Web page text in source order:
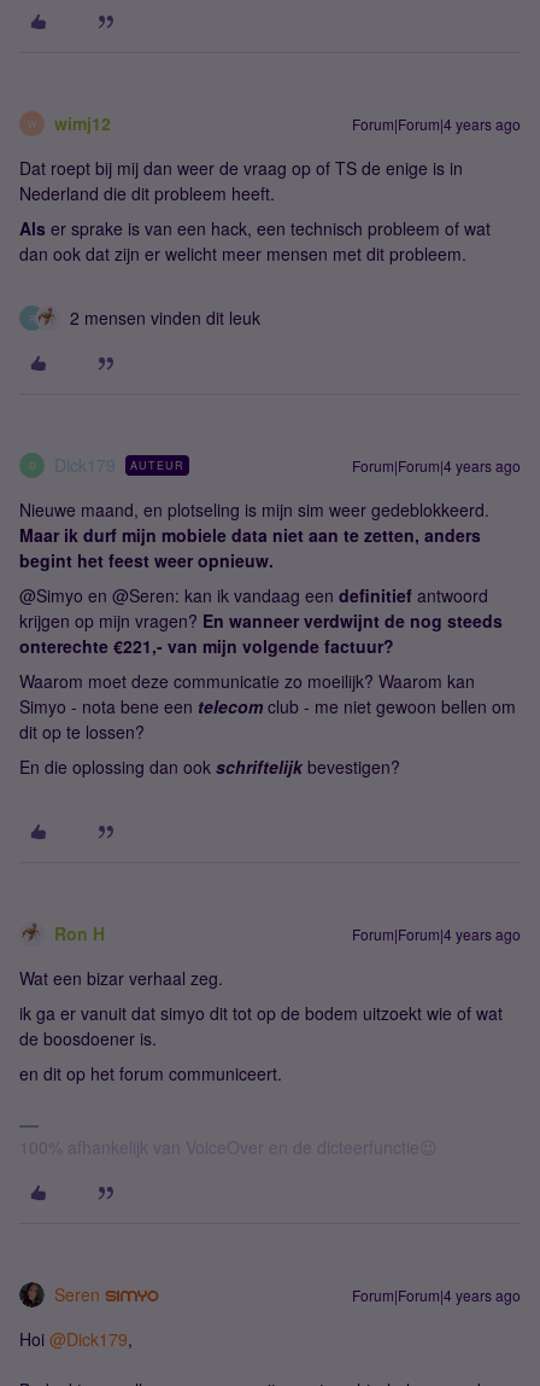
W wimj12 Forum|Forum|4 years ago
Dat roept bij mij dan weer de vraag op of TS de enige is in
Nederland die dit probleem heeft.
Als er sprake is van een hack, een technisch probleem of wat
dan ook dat zijn er welicht meer mensen met dit probleem.
R 2 mensen vinden dit leuk
D Dick179 AUTEUR Forum|Forum|4 years ago
Nieuwe maand, en plotseling is mijn sim weer gedeblokkeerd.
Maar ik durf mijn mobiele data niet aan te zetten, anders
begint het feest weer opnieuw.
@Simyo en @Seren: kan ik vandaag een definitief antwoord
krijgen op mijn vragen? En wanneer verdwijnt de nog steeds
onterechte €221,- van mijn volgende factuur?
Waarom moet deze communicatie zo moeilijk? Waarom kan
Simyo - nota bene een telecom club - me niet gewoon bellen om
dit op te lossen?
En die oplossing dan ook schriftelijk bevestigen?
Ron H Forum|Forum|4 years ago
Wat een bizar verhaal zeg.
ik ga er vanuit dat simyo dit tot op de bodem uitzoekt wie of wat
de boosdoener is.
en dit op het forum communiceert.
100% afhankelijk van VoiceOver en de dicteerfunctie😉
Seren Forum|Forum|4 years ago
Hoi @Dick179,